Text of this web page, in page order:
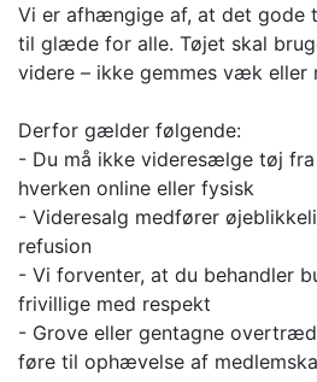
Vi er afhængige af, at det gode
til glæde for alle. Tøjet skal
videre – ikke gemmes væk eller
Derfor gælder følgende:
- Du må ikke videresælge tøj
hverken online eller fysisk
- Videresalg medfører
refusion
- Vi forventer, at du behandler
frivillige med respekt
- Grove eller gentagne
føre til ophævelse af